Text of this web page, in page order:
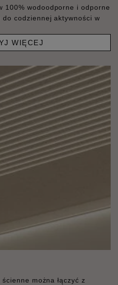
100% wodoodporne i odporne
codziennej aktywności w
WIĘCEJ
można łączyć z